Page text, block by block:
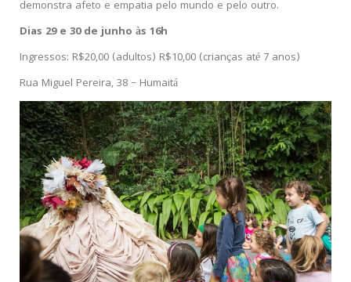
demonstra afeto e empatia pelo mundo e pelo outro.
Dias 29 e 30 de junho às 16h
Ingressos: R$20,00 (adultos) R$10,00 (crianças até 7 anos)
Rua Miguel Pereira, 38 – Humaitá